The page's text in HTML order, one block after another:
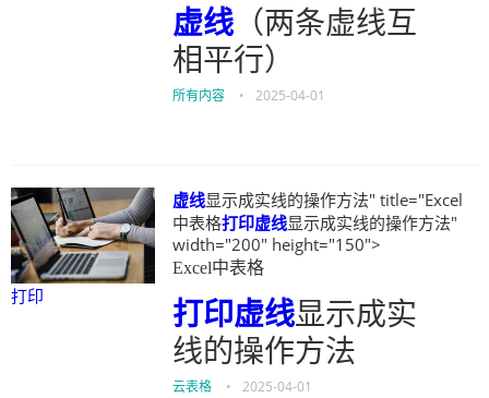
虚线（两条虚线互
相平行）
所有内容 • 2025-04-01
打印
虚线显示成实线的操作方法" title="Excel
中表格打印虚线显示成实线的操作方法"
width="200" height="150">
Excel中表格
打印虚线显示成实
线的操作方法
云表格 • 2025-04-01